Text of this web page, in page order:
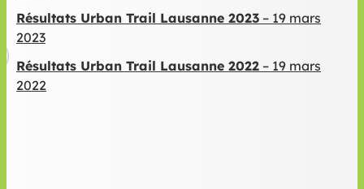
Résultats Urban Trail Lausanne 2023 – 19 mars
2023
Résultats Urban Trail Lausanne 2022 – 19 mars
2022